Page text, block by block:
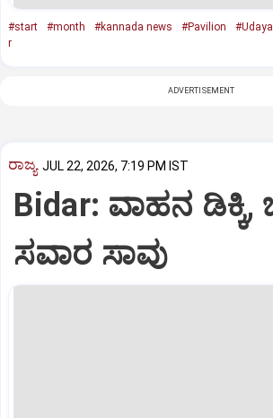
#start #month #kannada news #Pavilion
r
ADVERTISEMENT
ರಾಜ್ಯ JUL 22, 2026, 7:19 PM IST
Bidar: ವಾಹನ ಡಿಕ್ಕಿ,
ಸವಾರ ಸಾವು